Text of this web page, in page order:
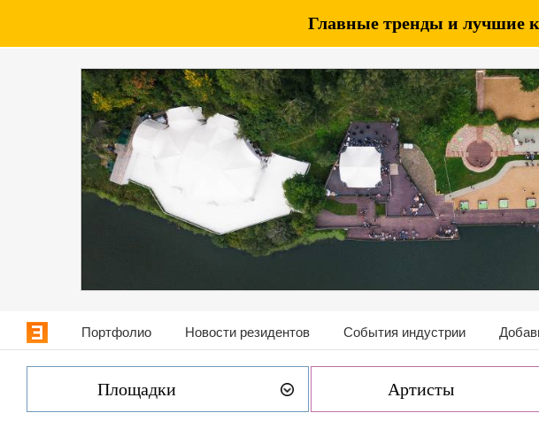
Главные тренды и лучшие
Портфолио Новости резидентов События индустрии
Площадки Артисты